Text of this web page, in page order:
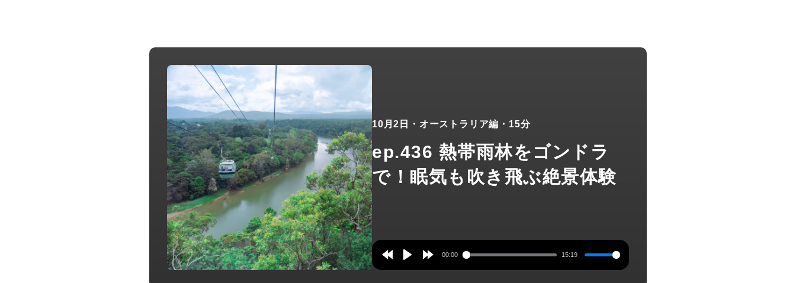
10月2日 ・オーストラリア編 ・15分
ep.436 熱帯雨林をゴンドラ
で！眠気も吹き飛ぶ絶景体験
RewindPlay Forward
00:00 15:19